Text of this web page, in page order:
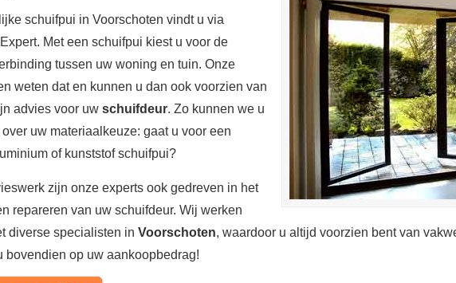
schuifpui in Voorschoten vindt u via
Met een schuifpui kiest u voor de
tussen uw woning en tuin. Onze
weten dat en kunnen u dan ook voorzien van
advies voor uw schuifdeur. Zo kunnen we u
uw materiaalkeuze: gaat u voor een
of kunststof schuifpui?
zijn onze experts ook gedreven in het
repareren van uw schuifdeur. Wij werken
diverse specialisten in Voorschoten, waardoor u altijd voorzien bent van
bovendien op uw aankoopbedrag!